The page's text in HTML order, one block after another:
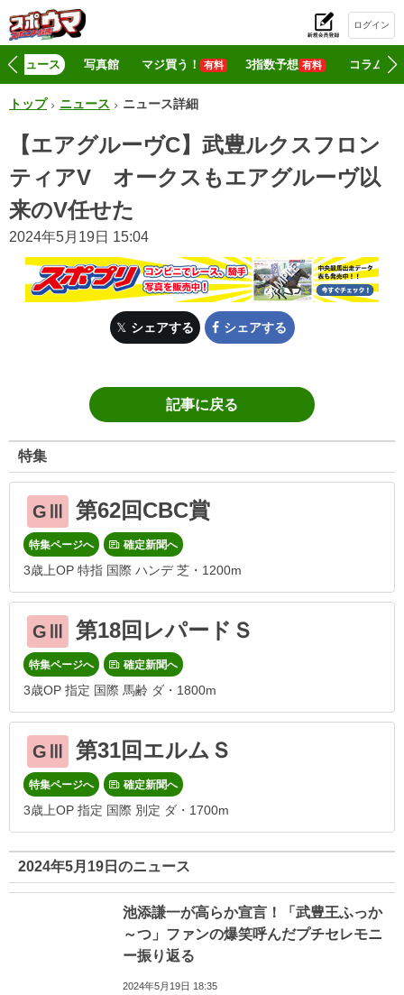
ログイン
ニュース 写真館 マジ買う！ 有料 3指数予想 有料 コラム
トップ ニュース ニュース詳細
【エアグルーヴC】武豊ルクスフロン
ティアV オークスもエアグルーヴ以
来のV任せた
2024年5月19日 15:04
シェアする シェアする
記事に戻る
特集
GⅢ 第62回CBC賞
特集ページへ 確定新聞へ
3歳上OP 特指 国際 ハンデ 芝・1200m
GⅢ 第18回レパードＳ
特集ページへ 確定新聞へ
3歳OP 指定 国際 馬齢 ダ・1800m
GⅢ 第31回エルムＳ
特集ページへ 確定新聞へ
3歳上OP 指定 国際 別定 ダ・1700m
2024年5月19日のニュース
池添謙一が高らか宣言！「武豊王ふっか
～つ」ファンの爆笑呼んだプチセレモニ
ー振り返る
2024年5月19日 18:35